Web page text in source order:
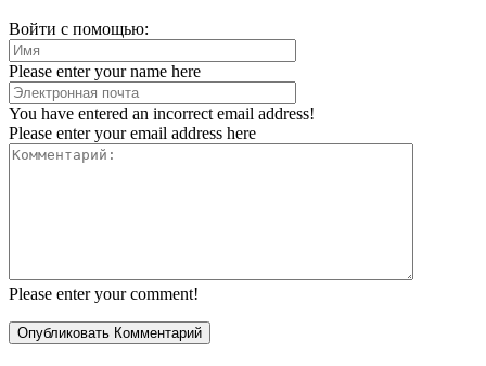
Войти с помощью:
Please enter your name here
You have entered an incorrect email address!
Please enter your email address here
Please enter your comment!